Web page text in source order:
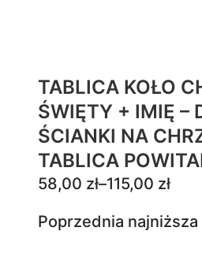
TABLICA KOŁO
ŚWIĘTY + IMIĘ –
ŚCIANKI NA
TABLICA
58,00 zł–115,00 zł
Z
k
Poprzednia najniższa